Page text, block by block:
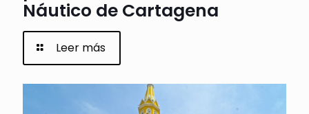
Náutico de Cartagena
Leer más